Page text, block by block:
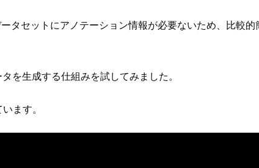
セットにアノテーション情報が必要ないため、比較
を生成する仕組みを試してみました。
ます。